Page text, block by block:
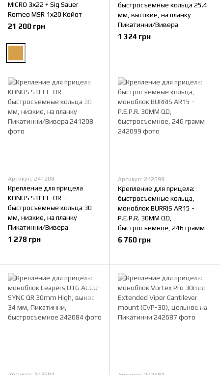
MICRO 3х22 + Sig Sauer
Romeo MSR 1х20 Койот
21 200 грн
быстросъемные кольца 25.4
мм, высокие, на планку
Пикатинни/Вивера
1 324 грн
Артикул: 241208
Крепление для прицела
KONUS STEEL-QR –
быстросъемные кольца 30
мм, низкие, на планку
Пикатинни/Вивера
1 278 грн
Артикул: 242099
Крепление для прицела:
быстросъемные кольца,
моноблок BURRIS AR15 -
P.E.P.R. 30ММ QD,
быстросъемное, 246 грамм
6 760 грн